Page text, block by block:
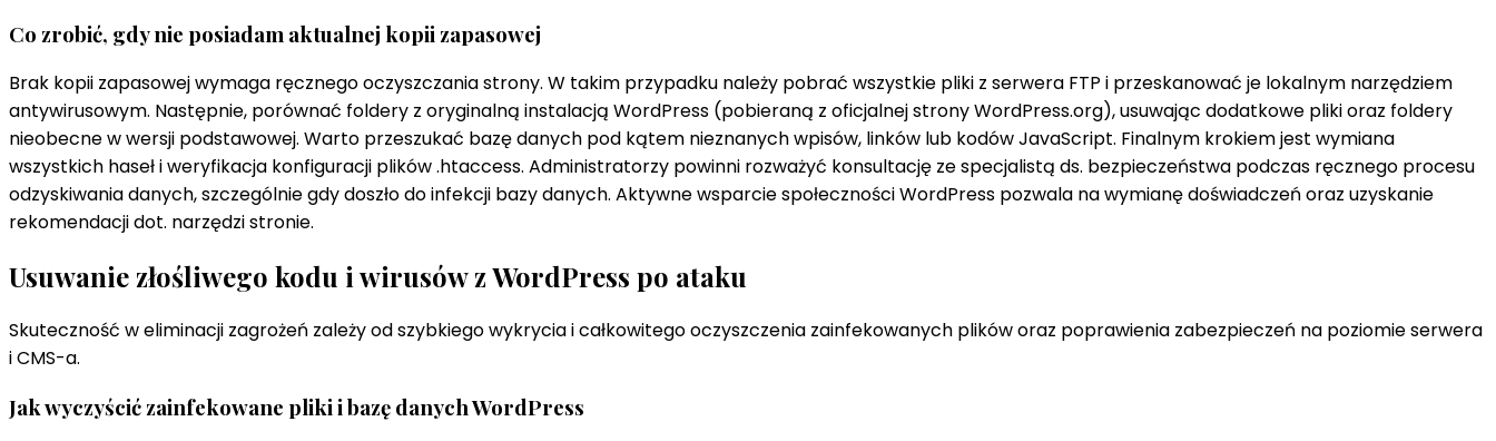
Co zrobić, gdy nie posiadam aktualnej kopii zapasowej
Brak kopii zapasowej wymaga ręcznego oczyszczania strony. W takim przypadku należy pobrać wszystkie pliki z serwera FTP i przeskanować je lokalnym narzędziem
antywirusowym. Następnie, porównać foldery z oryginalną instalacją WordPress (pobieraną z oficjalnej strony WordPress.org), usuwając dodatkowe pliki oraz foldery
nieobecne w wersji podstawowej. Warto przeszukać bazę danych pod kątem nieznanych wpisów, linków lub kodów JavaScript. Finalnym krokiem jest wymiana
wszystkich haseł i weryfikacja konfiguracji plików .htaccess. Administratorzy powinni rozważyć konsultację ze specjalistą ds. bezpieczeństwa podczas ręcznego procesu
odzyskiwania danych, szczególnie gdy doszło do infekcji bazy danych. Aktywne wsparcie społeczności WordPress pozwala na wymianę doświadczeń oraz uzyskanie
rekomendacji dot. narzędzi stronie.
Usuwanie złośliwego kodu i wirusów z WordPress po ataku
Skuteczność w eliminacji zagrożeń zależy od szybkiego wykrycia i całkowitego oczyszczenia zainfekowanych plików oraz poprawienia zabezpieczeń na poziomie serwera
i CMS-a.
Jak wyczyścić zainfekowane pliki i bazę danych WordPress